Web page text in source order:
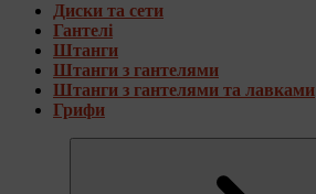
Диски та сети
Гантелі
Штанги
Штанги з гантелями
Штанги з гантелями та лавками
Грифи